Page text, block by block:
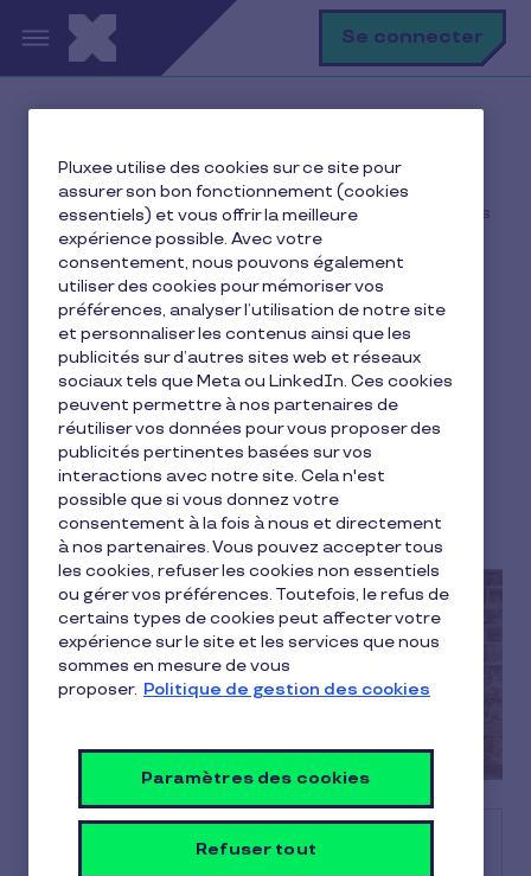
Aller au contenu principal Se connecter
Je me restaure
Un gérant peut-il bénéficier de la carte ou des chèques
Pass Restaurant ?
Un gérant peut-il
bénéficier de la carte ou
des chèques Pass
Restaurant ?
3 min de lecture 8 octobre 2015
Pluxee utilise des cookies sur ce site pour
assurer son bon fonctionnement (cookies
essentiels) et vous offrir la meilleure
expérience possible. Avec votre
consentement, nous pouvons également
utiliser des cookies pour mémoriser vos
préférences, analyser l’utilisation de notre site
et personnaliser les contenus ainsi que les
publicités sur d’autres sites web et réseaux
sociaux tels que Meta ou LinkedIn. Ces cookies
peuvent permettre à nos partenaires de
réutiliser vos données pour vous proposer des
publicités pertinentes basées sur vos
interactions avec notre site. Cela n'est
possible que si vous donnez votre
consentement à la fois à nous et directement
à nos partenaires. Vous pouvez accepter tous
les cookies, refuser les cookies non essentiels
ou gérer vos préférences. Toutefois, le refus de
certains types de cookies peut affecter votre
expérience sur le site et les services que nous
sommes en mesure de vous
proposer. Politique de gestion des cookies
Paramètres des cookies
Refuser tout